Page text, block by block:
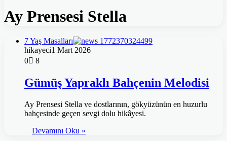
Ay Prensesi Stella
7 Yaş Masalları
hikayeci1 Mart 2026
0
8
Gümüş Yapraklı Bahçenin Melodisi
Ay Prensesi Stella ve dostlarının, gökyüzünün en huzurlu
bahçesinde geçen sevgi dolu hikâyesi.
Devamını Oku »